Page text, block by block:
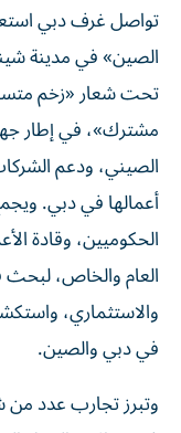
تواصل غرف دبي
تحت شعار «زخم
مشترك»، في إطار
الصيني، ودعم
أعمالها في دبي.
الحكوميين، وقادة
العام والخاص، لبحث
والاستثماري،
في دبي والصين.
وتبرز تجارب عدد من